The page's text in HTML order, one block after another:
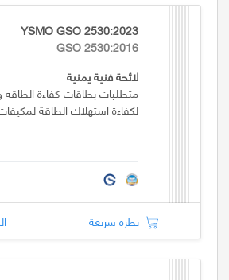
YSMO GSO 2530:2023
GSO 2530:2016
لائحة فنية يمنية
متطلبات بطاقات كفاءة الطاقة
لكفاءة استهلاك الطاقة
نظرة سريعة